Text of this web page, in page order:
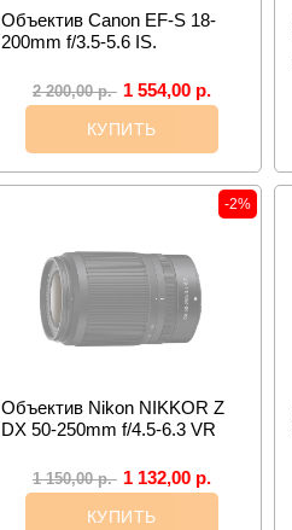
Объектив Canon EF-S 18-
200mm f/3.5-5.6 IS.
2 200,00р. 1 554,00 р.
КУПИТЬ
-2%
Объектив Nikon NIKKOR Z
DX 50-250mm f/4.5-6.3 VR
1 150,00р. 1 132,00 р.
КУПИТЬ